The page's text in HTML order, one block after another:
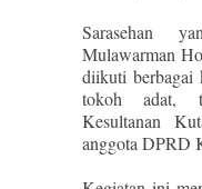
Sarasehan
Mulawarman
diikuti berbagai
tokoh adat,
Kesultanan
anggota DPRD